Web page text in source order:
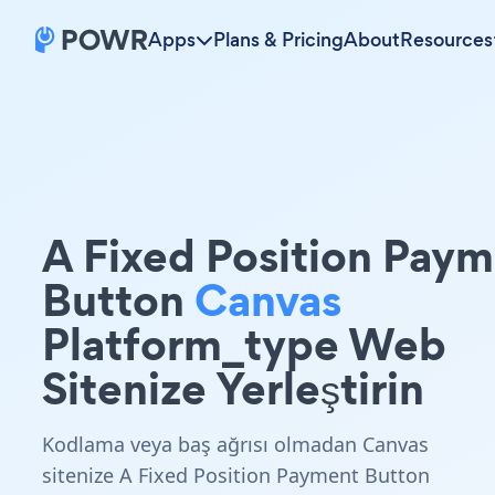
Apps Plans & PricingAboutResources
A Fixed Position
Button Canvas
Platform_type Web
Sitenize Yerleştirin
Kodlama veya baş ağrısı olmadan Canvas
sitenize A Fixed Position Payment Button